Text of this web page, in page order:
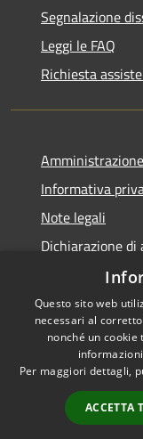
Segnalazione
Leggi le FAQ
Richiesta
Informativa
Note legali
Dichiarazione di
Accessibilità
Privacy
Mappa del sito
Questo sito web
necessari al
nonché un
Per maggiori dettagli,
ACCETTA